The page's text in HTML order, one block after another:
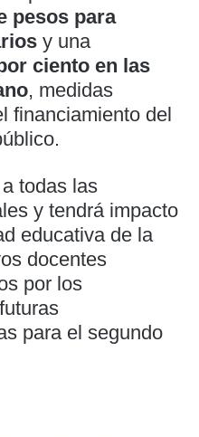
pesos para
y una
ciento en las
, medidas
financiamiento del
todas las
y tendrá impacto
educativa de la
docentes
por los
para el segundo